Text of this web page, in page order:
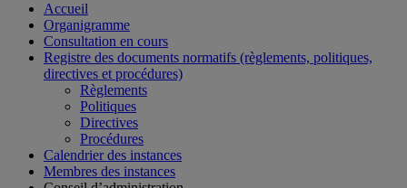
Accueil
Organigramme
Consultation en cours
Registre des documents normatifs (règlements, politiques,
directives et procédures)
Règlements
Politiques
Directives
Procédures
Calendrier des instances
Membres des instances